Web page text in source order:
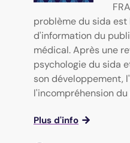
problème du sida est
d'information du
médical. Après une
psychologie du sida
son développement,
l'incompréhension du
Plus d'info